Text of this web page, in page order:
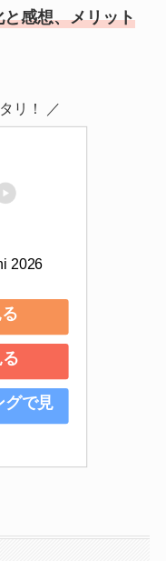
感想、メリット
リ！ ／
2026
グで見